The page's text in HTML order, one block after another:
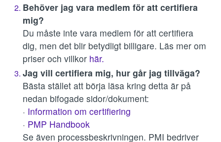
Behöver jag vara medlem för att certifiera
mig?
Du måste inte vara medlem för att certifiera
dig, men det blir betydligt billigare. Läs mer om
priser och villkor här.
Jag vill certifiera mig, hur går jag tillväga?
Bästa stället att börja läsa kring detta är på
nedan bifogade sidor/dokument:
· Information om certifiering
· PMP Handbook
Se även processbeskrivningen. PMI bedriver